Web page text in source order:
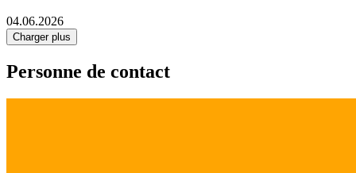
04.06.2026
Charger plus
Personne de contact